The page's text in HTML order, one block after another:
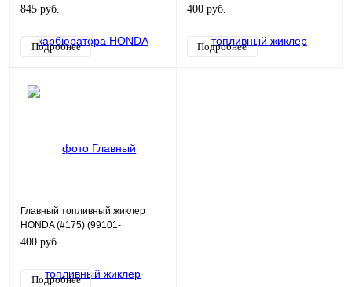
845 руб.
Подробнее
MCK1800)
400 руб.
Подробнее
Главный топливный жиклер
HONDA (#175) (99101-
MCK1750)
400 руб.
Подробнее